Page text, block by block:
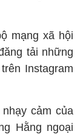
mạng xã hội
tải những
Instagram
cảm của
Hằng ngoại